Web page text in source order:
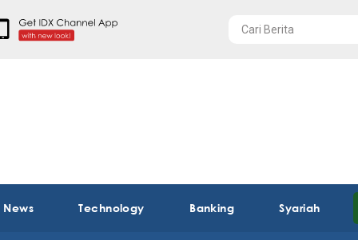
Technology Banking Syariah